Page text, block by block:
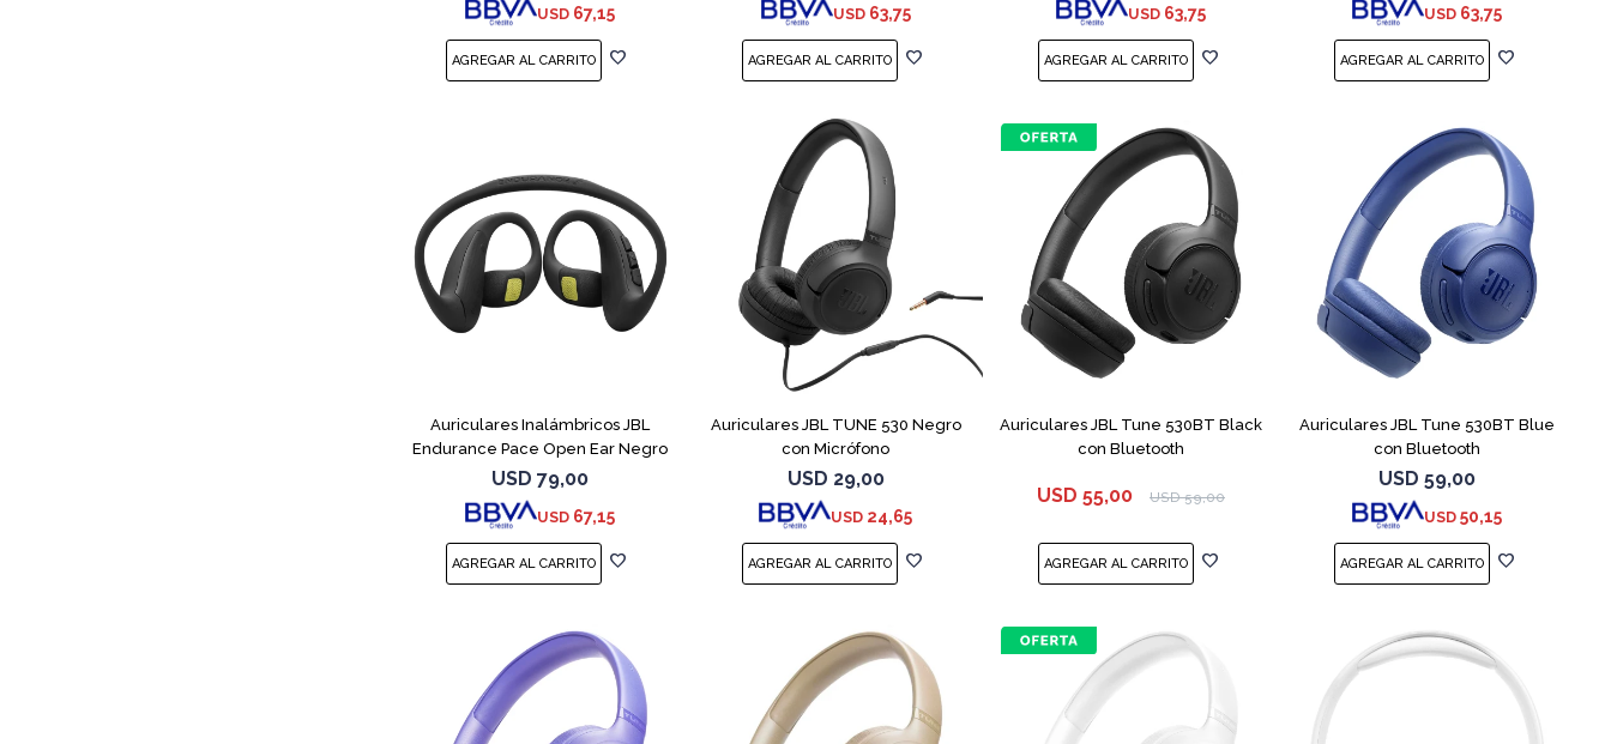
USD 67,15 USD 63,75 USD 63,75 USD 63,75
Auriculares Inalámbricos JBL
Endurance Pace Open Ear Negro
USD 79,00
USD 67,15
Auriculares JBL TUNE 530 Negro
con Micrófono
USD 29,00
USD 24,65
Auriculares JBL Tune 530BT Black
con Bluetooth
USD 55,00 USD 59,00
Auriculares JBL Tune 530BT Blue
con Bluetooth
USD 59,00
USD 50,15